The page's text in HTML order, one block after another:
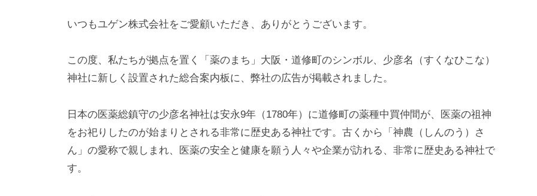
a
u
y
e
n
いつもユゲン株式会社をご愛顧いただき、ありがとうございます。
この度、私たちが拠点を置く「薬のまち」大阪・道修町のシンボル、少彦名（すくなひこな）
神社に新しく設置された総合案内板に、弊社の広告が掲載されました。
日本の医薬総鎮守の少彦名神社は安永9年（1780年）に道修町の薬種中買仲間が、医薬の祖神
をお祀りしたのが始まりとされる非常に歴史ある神社です。古くから「神農（しんのう）さ
ん」の愛称で親しまれ、医薬の安全と健康を願う人々や企業が訪れる、非常に歴史ある神社で
す。